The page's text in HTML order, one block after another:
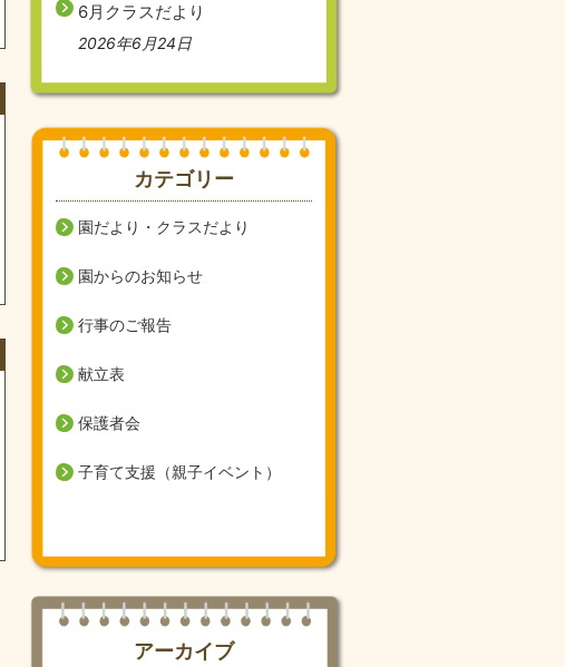
6月クラスだより
2026年6月24日
カテゴリー
園だより・クラスだより
園からのお知らせ
行事のご報告
献立表
保護者会
子育て支援（親子イベント）
アーカイブ